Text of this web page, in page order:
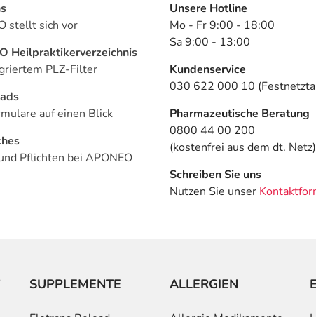
stellt sich vor
Heilpraktikerverzeichnis
PLZ-Filter
auf einen Blick
Pflichten bei APONEO
Unsere Hotline
Mo - Fr 9:00 - 18:00
Sa 9:00 - 13:00
Kundenservice
030 622 000 10
Pharmazeutische Beratung
0800 44 00 200
(kostenfrei aus dem dt. Netz)
Schreiben Sie uns
Nutzen Sie unser
SUPPLEMENTE ALLERGIEN